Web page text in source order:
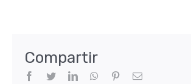
Compartir
Facebook
TwitterLinkedIn
WhatsApp
Pinterest
Correo